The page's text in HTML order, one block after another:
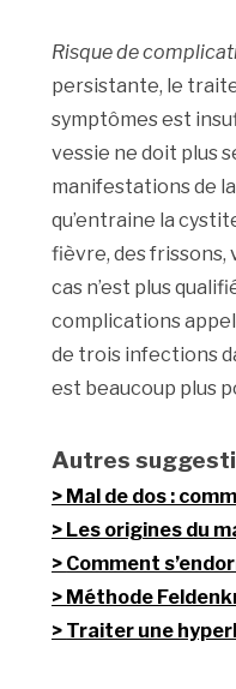
Risque de
persistante, le
symptômes est
vessie ne doit plus
manifestations de
qu’entraine la
fièvre, des frissons,
cas n’est plus
complications
de trois infections
est beaucoup plus
Autres
Mal de dos :
Les origines du
Comment
Méthode
Traiter une